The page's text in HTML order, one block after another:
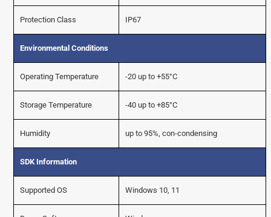
Protection Class IP67
Environmental Conditions
Operating Temperature -20 up to +55°C
Storage Temperature -40 up to +85°C
Humidity up to 95%, con-condensing
SDK Information
Supported OS Windows 10, 11